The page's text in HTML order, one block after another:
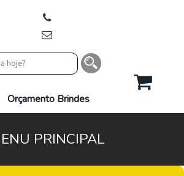
Orçamento Brindes